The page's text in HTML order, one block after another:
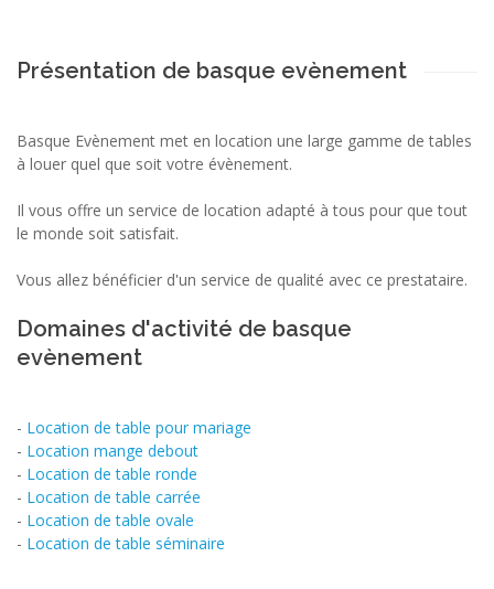
Présentation de basque evènement
Basque Evènement met en location une large gamme de tables
à louer quel que soit votre évènement.
Il vous offre un service de location adapté à tous pour que tout
le monde soit satisfait.
Vous allez bénéficier d'un service de qualité avec ce prestataire.
Domaines d'activité de basque
evènement
- Location de table pour mariage
- Location mange debout
- Location de table ronde
- Location de table carrée
- Location de table ovale
- Location de table séminaire